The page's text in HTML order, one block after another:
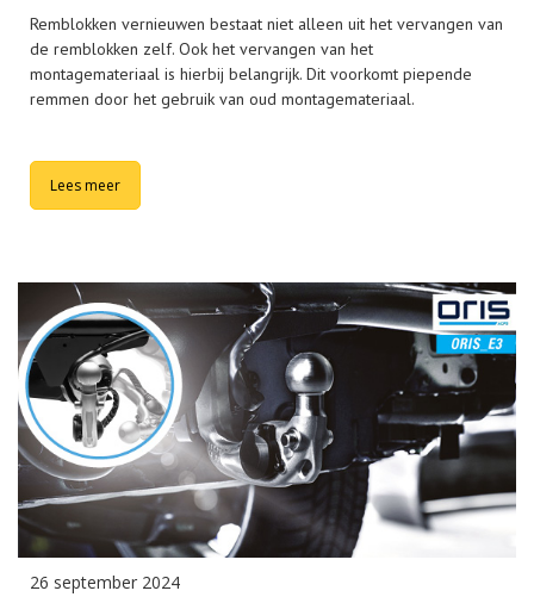
Remblokken vernieuwen bestaat niet alleen uit het vervangen van
de remblokken zelf. Ook het vervangen van het
montagemateriaal is hierbij belangrijk. Dit voorkomt piepende
remmen door het gebruik van oud montagemateriaal.
Lees meer
26 september 2024